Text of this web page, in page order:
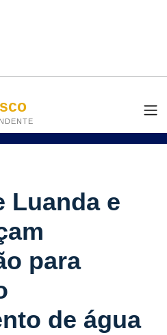
Luanda e
para
de água